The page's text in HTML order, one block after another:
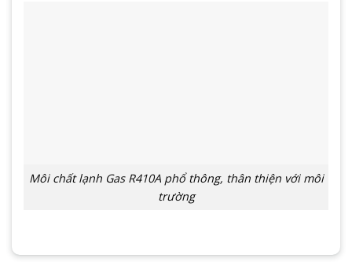
Môi chất lạnh Gas R410A phổ thông, thân thiện với môi
trường